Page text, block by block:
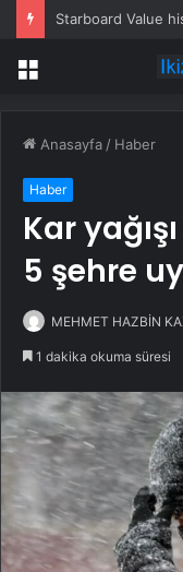
Starboard Value
Menü
Anasayfa / Haber
Haber
Kar
5 şehre
MEHMET HAZBİN
1 dakika okuma süresi